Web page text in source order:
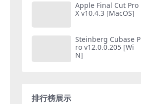
Apple Final Cut Pro
X v10.4.3 [MacOS]
Steinberg Cubase P
ro v12.0.0.205 [Wi
N]
排行榜展示